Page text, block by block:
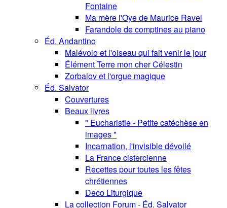
Fontaine
Ma mère l'Oye de Maurice Ravel
Farandole de comptines au piano
Éd. Andantino
Malévolo et l'oiseau qui fait venir le jour
Élément Terre mon cher Célestin
Zorbalov et l'orgue magique
Éd. Salvator
Couvertures
Beaux livres
" Eucharistie - Petite catéchèse en
images "
Incarnation, l'invisible dévoilé
La France cistercienne
Recettes pour toutes les fêtes
chrétiennes
Deco Liturgique
La collection Forum - Éd. Salvator